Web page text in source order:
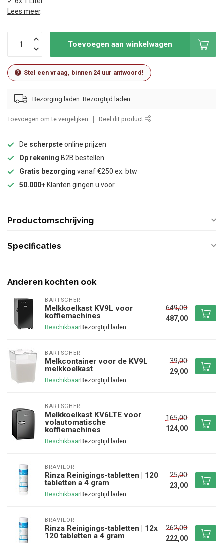
Lees meer.
Toevoegen aan winkelwagen
Stel een vraag, binnen 24 uur antwoord!
Bezorging laden..
Toevoegen om te vergelijken Deel dit product
De scherpsteonline prijzen
Op rekening B2B bestellen
Gratis bezorging vanaf €250 ex. btw
50.000+ Klanten gingen u voor
Productomschrijving
Specificaties
Anderen kochten ook
BARTSCHER
Melkkoelkast KV9L voor
koffiemachines
Beschikbaar
649,00
487,00
BARTSCHER
Melkcontainer voor de KV9L
melkkoelkast
Beschikbaar
39,00
29,00
BARTSCHER
Melkkoelkast KV6LTE voor
volautomatische
koffiemachines
Beschikbaar
165,00
124,00
BRAVILOR
Rinza Reinigings-tabletten | 120
tabletten a 4 gram
Beschikbaar
25,00
23,00
BRAVILOR
Rinza Reinigings-tabletten | 12x
120 tabletten a 4 gram
262,00
222,00